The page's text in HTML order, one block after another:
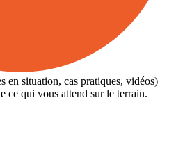
en situation, cas pratiques, vidéos)
ce qui vous attend sur le terrain.